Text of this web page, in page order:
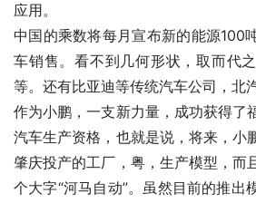
应用。
中国的乘数将每月宣布新的能源100
车销售。看不到几何形状，取而代
等。还有比亚迪等传统汽车公司，北
作为小鹏，一支新力量，成功获得了
汽车生产资格，也就是说，将来，小
肇庆投产的工厂，粤，生产模型，而
个大字“河马自动”。虽然目前的推出